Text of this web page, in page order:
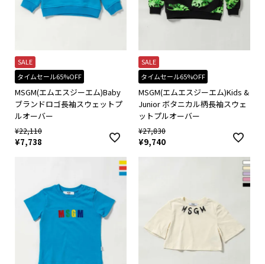
SALE
タイムセール65%OFF
MSGM(エムエスジーエム)Baby
ブランドロゴ長袖スウェットプ
ルオーバー
¥22,110
¥7,738
SALE
タイムセール65%OFF
MSGM(エムエスジーエム)Kids &
Junior ボタニカル柄長袖スウェ
ットプルオーバー
¥27,830
¥9,740